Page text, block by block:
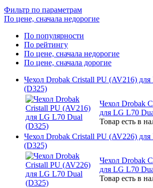
Фильтр по параметрам
По цене, сначала недорогие
По популярности
По рейтингу
По цене, сначала недорогие
По цене, сначала дорогие
Чехол Drobak Cristall PU (AV216)
(D325)
Чехол Drobak
для LG L70
Товар есть в
Чехол Drobak Cristall PU (AV226)
(D325)
Чехол Drobak
для LG L70
Товар есть в